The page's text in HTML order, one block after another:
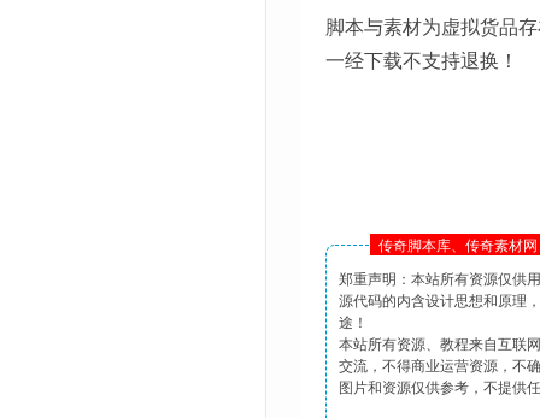
脚本与素材为虚拟货品
一经下载不支持退换！
传奇脚本库、传奇素材
郑重声明：本站所有资源仅供
源代码的内含设计思想和原理
途！
本站所有资源、教程来自互联
交流，不得商业运营资源，不
图片和资源仅供参考，不提供